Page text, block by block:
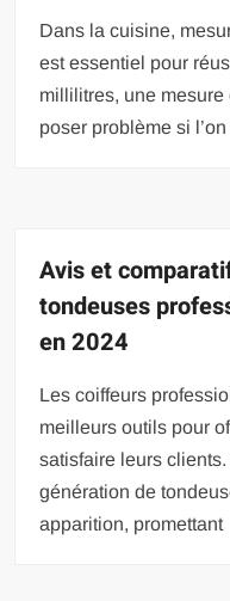
Dans la cuisine,
est essentiel pour
millilitres, une
poser problème si
Avis et
tondeuses
en 2024
Les coiffeurs
meilleurs outils pour
satisfaire leurs
génération de
apparition, promettant